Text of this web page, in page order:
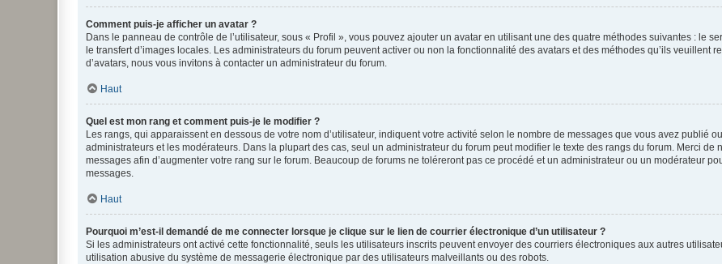
Comment puis-je afficher un avatar ?
Dans le panneau de contrôle de l’utilisateur, sous « Profil », vous pouvez ajouter un avatar en utilisant une des quatre méthodes suivantes : le
le transfert d’images locales. Les administrateurs du forum peuvent activer ou non la fonctionnalité des avatars et des méthodes qu’ils veuillent
d’avatars, nous vous invitons à contacter un administrateur du forum.
Haut
Quel est mon rang et comment puis-je le modifier ?
Les rangs, qui apparaissent en dessous de votre nom d’utilisateur, indiquent votre activité selon le nombre de messages que vous avez publié
administrateurs et les modérateurs. Dans la plupart des cas, seul un administrateur du forum peut modifier le texte des rangs du forum. Merci
messages afin d’augmenter votre rang sur le forum. Beaucoup de forums ne toléreront pas ce procédé et un administrateur ou un modérateur
messages.
Haut
Pourquoi m’est-il demandé de me connecter lorsque je clique sur le lien de courrier électronique d’un utilisateur ?
Si les administrateurs ont activé cette fonctionnalité, seuls les utilisateurs inscrits peuvent envoyer des courriers électroniques aux autres
utilisation abusive du système de messagerie électronique par des utilisateurs malveillants ou des robots.